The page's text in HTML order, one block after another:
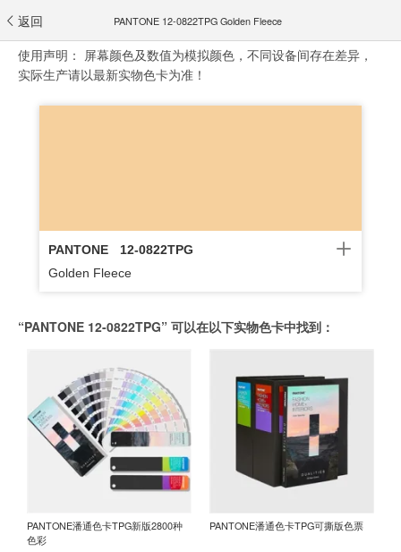
返回 PANTONE 12-0822TPG Golden Fleece
使用声明： 屏幕颜色及数值为模拟颜色，不同设备间存在差异，
实际生产请以最新实物色卡为准！
PANTONE
12-0822TPG
Golden Fleece
“PANTONE 12-0822TPG” 可以在以下实物色卡中找到：
PANTONE潘通色卡TPG新版2800种
色彩
PANTONE潘通色卡TPG可撕版色票